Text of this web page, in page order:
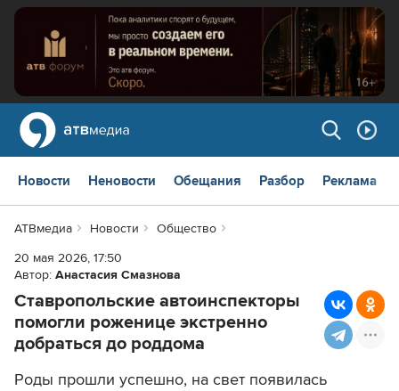
Новости Неновости Обещания Разбор Реклама
АТВмедиа Новости
Общество
20 мая 2026, 17:50
Автор: Анастасия Смазнова
Ставропольские автоинспекторы
помогли роженице экстренно
добраться до роддома
Роды прошли успешно, на свет появилась